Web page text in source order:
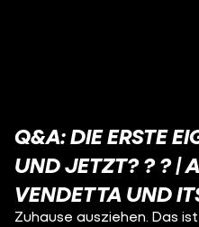
Q&A: DIE ERSTE
UND JETZT? ? ? |
VENDETTA UND